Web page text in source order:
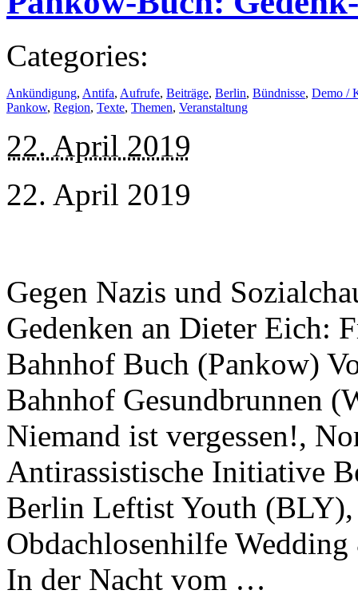
Categories:
Ankündigung, Antifa, Aufrufe, Beiträge, Berlin, Bündnisse, Demo /
Pankow, Region, Texte, Themen, Veranstaltung
22. April 2019
22. April 2019
Gegen Nazis und
Gedenken an Dieter Eich:
Bahnhof Buch (Pankow)
Bahnhof Gesundbrunnen
Niemand ist vergessen!,
Antirassistische Initiative
Berlin Leftist Youth
Obdachlosenhilfe
In der Nacht vom …